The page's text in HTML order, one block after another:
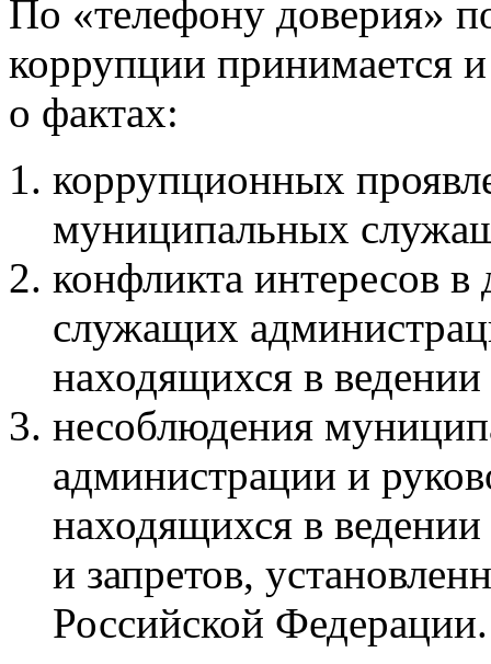
По «телефону доверия»
коррупции принимается
о фактах:
коррупционных
муниципальных
конфликта интересов
служащих
находящихся в
несоблюдения
администрации и
находящихся в
и запретов,
Российской Федерации.